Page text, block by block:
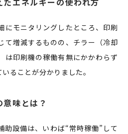
にモニタリングしたところ、印刷
て増減するものの、チラー（冷却
は印刷機の稼働有無にかかわらず
ることが分かりました。
味とは？
助設備は、いわば“常時稼働”して